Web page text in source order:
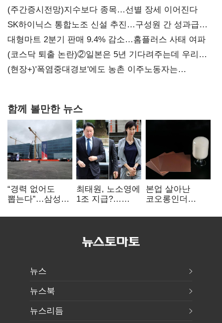
(주간증시전망)지수보다 종목…선별 장세 이어진다
SK하이닉스 통합노조 신설 추진…구성원 간 성과급
불만 확산
대형마트 2분기 판매 9.4% 감소…홈플러스 사태 여파
(코스닥 퇴출 논란)②일본은 5년 기다려주는데 우리는
당장 퇴출?…시간만으론 부족한 코스닥 구하기
(현장+)'폭염중대경보'에도 농촌 이주노동자는
함께 볼만한 뉴스
“경력 없어도
뽑는다”…삼성
반도체 인재
최태원, 노소영에
1조 지급?…
본업 살아난
코오롱인더
배터리 소재로
뉴스
뉴스북
뉴스리듬